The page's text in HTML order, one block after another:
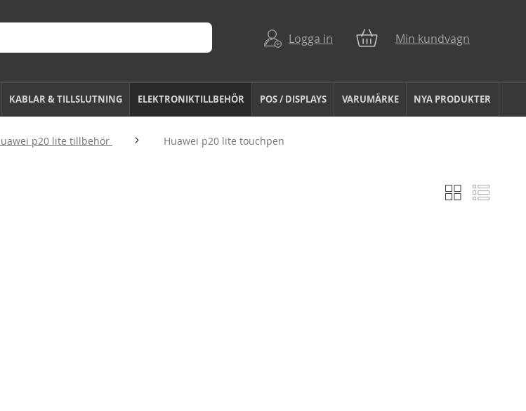
Logga in Min kundvagn
KABLAR & TILLSLUTNING ELEKTRONIKTILLBEHÖR POS / DISPLAYS VARUMÄRKE NYA PRODUKTER
p20 lite tillbehör Huawei p20 lite touchpen
Visa
som
RutnätListvy